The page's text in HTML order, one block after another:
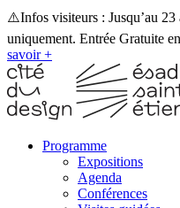
⚠️Infos visiteurs : Jusqu’au
uniquement. Entrée Gratuite
savoir +
Programme
Expositions
Agenda
Conférences